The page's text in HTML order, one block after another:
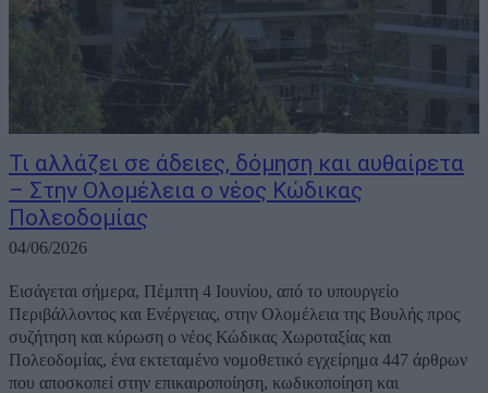
Τι αλλάζει σε άδειες, δόμηση και αυθαίρετα
– Στην Ολομέλεια ο νέος Κώδικας
Πολεοδομίας
04/06/2026
Εισάγεται σήμερα, Πέμπτη 4 Ιουνίου, από το υπουργείο
Περιβάλλοντος και Ενέργειας, στην Ολομέλεια της Βουλής προς
συζήτηση και κύρωση ο νέος Κώδικας Χωροταξίας και
Πολεοδομίας, ένα εκτεταμένο νομοθετικό εγχείρημα 447 άρθρων
που αποσκοπεί στην επικαιροποίηση, κωδικοποίηση και